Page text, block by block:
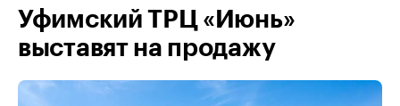
Уфимский ТРЦ «Июнь»
выставят на продажу